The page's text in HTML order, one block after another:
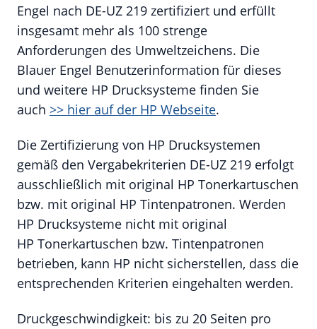
Engel nach DE-UZ 219 zertifiziert und erfüllt
insgesamt mehr als 100 strenge
Anforderungen des Umweltzeichens. Die
Blauer Engel Benutzerinformation für dieses
und weitere HP Drucksysteme finden Sie
auch >> hier auf der HP Webseite.
Die Zertifizierung von HP Drucksystemen
gemäß den Vergabekriterien DE-UZ 219 erfolgt
ausschließlich mit original HP Tonerkartuschen
bzw. mit original HP Tintenpatronen. Werden
HP Drucksysteme nicht mit original
HP Tonerkartuschen bzw. Tintenpatronen
betrieben, kann HP nicht sicherstellen, dass die
entsprechenden Kriterien eingehalten werden.
Druckgeschwindigkeit: bis zu 20 Seiten pro